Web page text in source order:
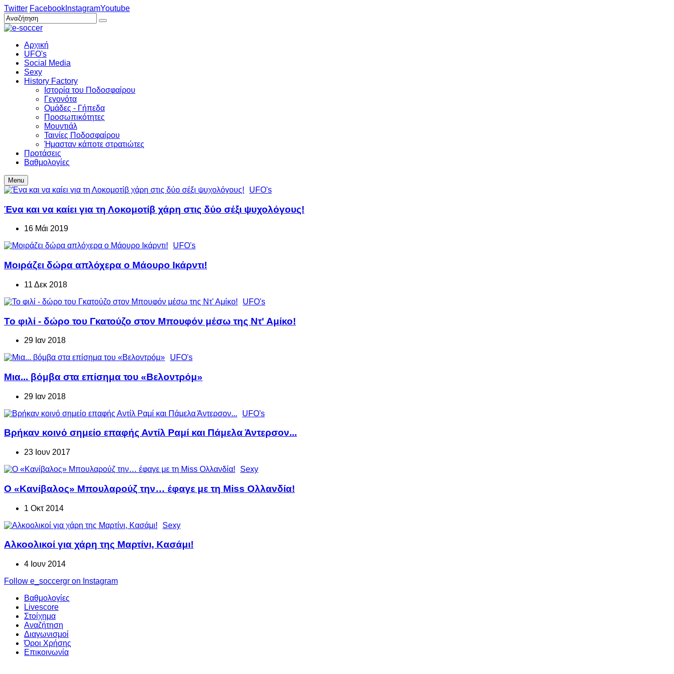
Twitter Facebook InstagramYoutube
Αρχική
UFO's
Social Media
Sexy
History Factory
Ιστορία του Ποδοσφαίρου
Γεγονότα
Ομάδες - Γήπεδα
Προσωπικότητες
Μουντιάλ
Ταινίες Ποδοσφαίρου
Ήμασταν κάποτε στρατιώτες
Προτάσεις
Βαθμολογίες
Menu
UFO's
Ένα και να καίει για τη Λοκομοτίβ χάρη στις δύο σέξι ψυχολόγους!
16 Μάι 2019
UFO's
Μοιράζει δώρα απλόχερα ο Μάουρο Ικάρντι!
11 Δεκ 2018
UFO's
Το φιλί - δώρο του Γκατούζο στον Μπουφόν μέσω της Ντ' Αμίκο!
29 Ιαν 2018
UFO's
Μια... βόμβα στα επίσημα του «Βελοντρόμ»
29 Ιαν 2018
UFO's
Βρήκαν κοινό σημείο επαφής Αντίλ Ραμί και Πάμελα Άντερσον...
23 Ιουν 2017
Sexy
Ο «Κανίβαλος» Μπουλαρούζ την… έφαγε με τη Miss Ολλανδία!
1 Οκτ 2014
Sexy
Αλκοολικοί για χάρη της Μαρτίνι, Κασάμι!
4 Ιουν 2014
Follow e_soccergr on Instagram
Βαθμολογίες
Livescore
Στοίχημα
Αναζήτηση
Διαγωνισμοί
Όροι Χρήσης
Επικοινωνία